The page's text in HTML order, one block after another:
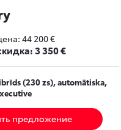
44 200 €
3 350 €
(230 zs), automātiska,
предложение